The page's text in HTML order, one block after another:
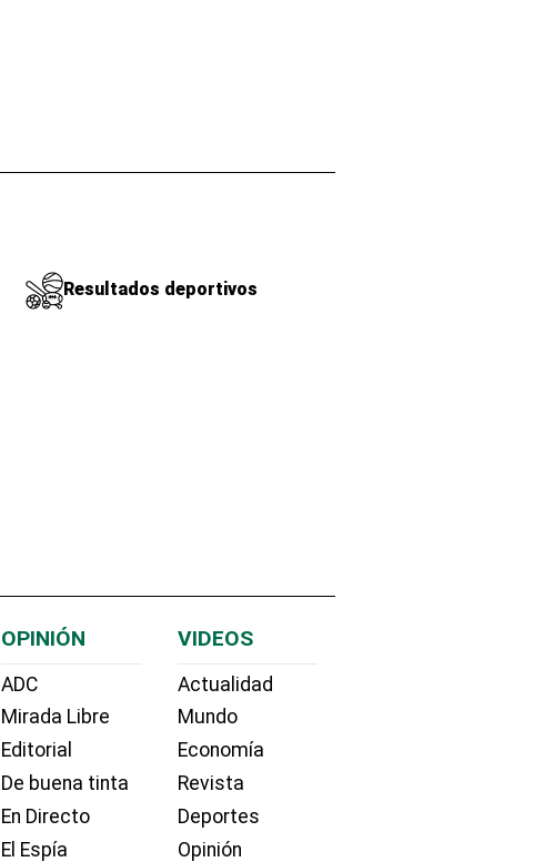
Resultados deportivos
OPINIÓN
ADC
Mirada Libre
Editorial
De buena tinta
En Directo
El Espía
VIDEOS
Actualidad
Mundo
Economía
Revista
Deportes
Opinión